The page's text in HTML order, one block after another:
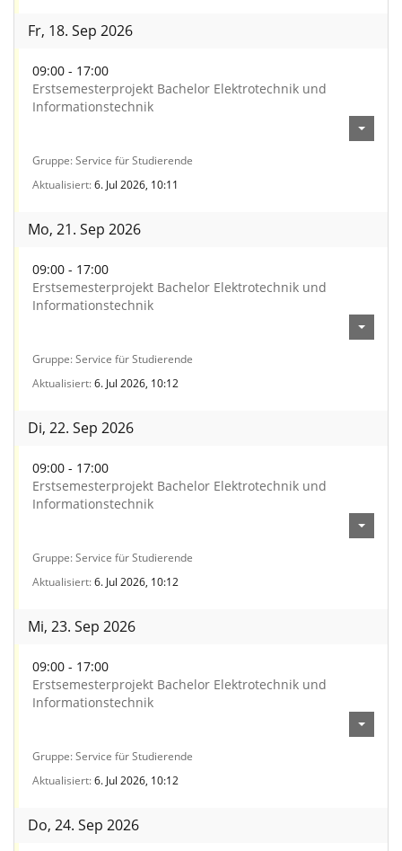
Fr, 18. Sep 2026
09:00 - 17:00
Erstsemesterprojekt Bachelor Elektrotechnik und
Informationstechnik
Gruppe Service für Studierende
Aktualisiert 6. Jul 2026, 10:11
Mo, 21. Sep 2026
09:00 - 17:00
Erstsemesterprojekt Bachelor Elektrotechnik und
Informationstechnik
Gruppe Service für Studierende
Aktualisiert 6. Jul 2026, 10:12
Di, 22. Sep 2026
09:00 - 17:00
Erstsemesterprojekt Bachelor Elektrotechnik und
Informationstechnik
Gruppe Service für Studierende
Aktualisiert 6. Jul 2026, 10:12
Mi, 23. Sep 2026
09:00 - 17:00
Erstsemesterprojekt Bachelor Elektrotechnik und
Informationstechnik
Gruppe Service für Studierende
Aktualisiert 6. Jul 2026, 10:12
Do, 24. Sep 2026